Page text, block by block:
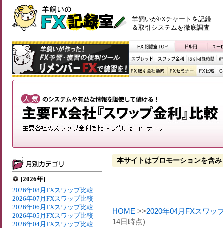
羊飼いがFXチャートを記録
＆取引システムを徹底調査
[2026年]
2026年08月FXスワップ比較
2026年07月FXスワップ比較
2026年06月FXスワップ比較
2026年05月FXスワップ比較
2026年04月FXスワップ比較
本サイトはプロモーションを含み
HOME >>2020年04月FXスワッ
14日時点)